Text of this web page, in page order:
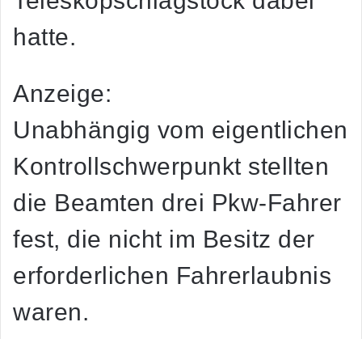
hatte.
Anzeige:
Unabhängig vom eigentlichen
Kontrollschwerpunkt stellten
die Beamten drei Pkw-Fahrer
fest, die nicht im Besitz der
erforderlichen Fahrerlaubnis
waren.